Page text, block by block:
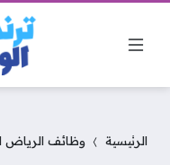
الرئيسية وظائف الرياض